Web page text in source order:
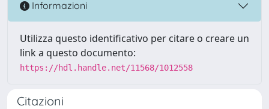
Informazioni
Utilizza questo identificativo per citare o creare un
link a questo documento:
https://hdl.handle.net/11568/1012558
Citazioni